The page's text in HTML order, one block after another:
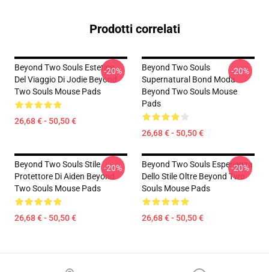
Prodotti correlati
Beyond Two Souls Estetica
Del Viaggio Di Jodie Beyond
Two Souls Mouse Pads
26,68 € - 50,50 €
-20%
Beyond Two Souls
Supernatural Bond Moda
Beyond Two Souls Mouse
Pads
26,68 € - 50,50 €
-20%
Beyond Two Souls Stile
Protettore Di Aiden Beyond
Two Souls Mouse Pads
26,68 € - 50,50 €
-20%
Beyond Two Souls Esperienza
Dello Stile Oltre Beyond Two
Souls Mouse Pads
26,68 € - 50,50 €
-20%